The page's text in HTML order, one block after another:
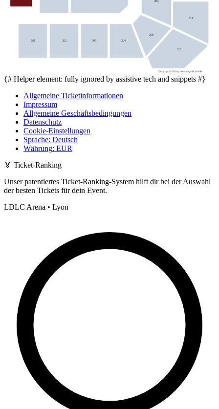
201 202 203 204
205
206
310
311
Copyright 2026 by ePassage24 GmbH
{# Helper element: fully ignored by assistive tech and snippets #}
Allgemeine Ticketinformationen
Impressum
Allgemeine Geschäftsbedingungen
Datenschutz
Cookie-Einstellungen
Sprache: Deutsch
Währung: EUR
🏅 Ticket-Ranking
Unser patentiertes Ticket-Ranking-System hilft dir bei der Auswahl
der besten Tickets für dein Event.
LDLC Arena • Lyon